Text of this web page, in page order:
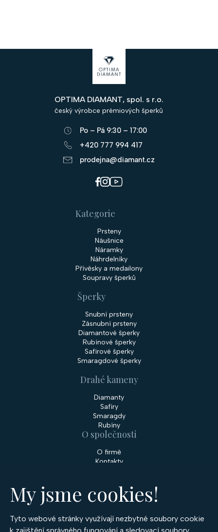
My jsme cookies!
Tyto webové stránky využívají nezbytné soubory cookie
OPTIMA DIAMANT, spol. s r.o.
český výrobce prémiových šperků
Po – Pá 9:30 – 17:00
+420 777 994 417
prodejna@diamant.cz
Kategorie
Prsteny
Náušnice
Náramky
Náhrdelníky
Přívěsky a medailony
Soupravy šperků
Šperky
Snubní prsteny
Zásnubní prsteny
Diamantové šperky
Rubínové šperky
Safírové šperky
Smaragdové šperky
Drahé kameny
Diamanty
Safíry
Smaragdy
Rubíny
O společnosti
O firmě
Kontakty
Služby
Zakázková výroba šperků
Nakupování